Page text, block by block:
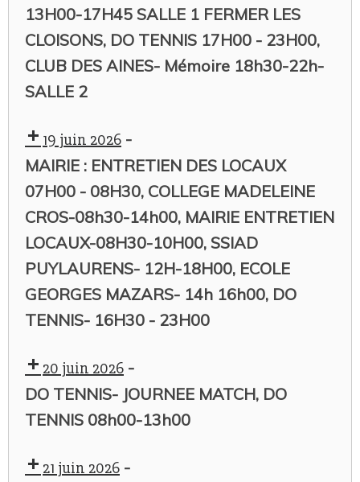
13H00-17H45 SALLE 1 FERMER LES
CLOISONS, DO TENNIS 17H00 - 23H00,
CLUB DES AINES- Mémoire 18h30-22h-
SALLE 2
19 juin 2026 -
MAIRIE : ENTRETIEN DES LOCAUX
07H00 - 08H30, COLLEGE MADELEINE
CROS-08h30-14h00, MAIRIE ENTRETIEN
LOCAUX-08H30-10H00, SSIAD
PUYLAURENS- 12H-18H00, ECOLE
GEORGES MAZARS- 14h 16h00, DO
TENNIS- 16H30 - 23H00
20 juin 2026 -
DO TENNIS- JOURNEE MATCH, DO
TENNIS 08h00-13h00
21 juin 2026 -